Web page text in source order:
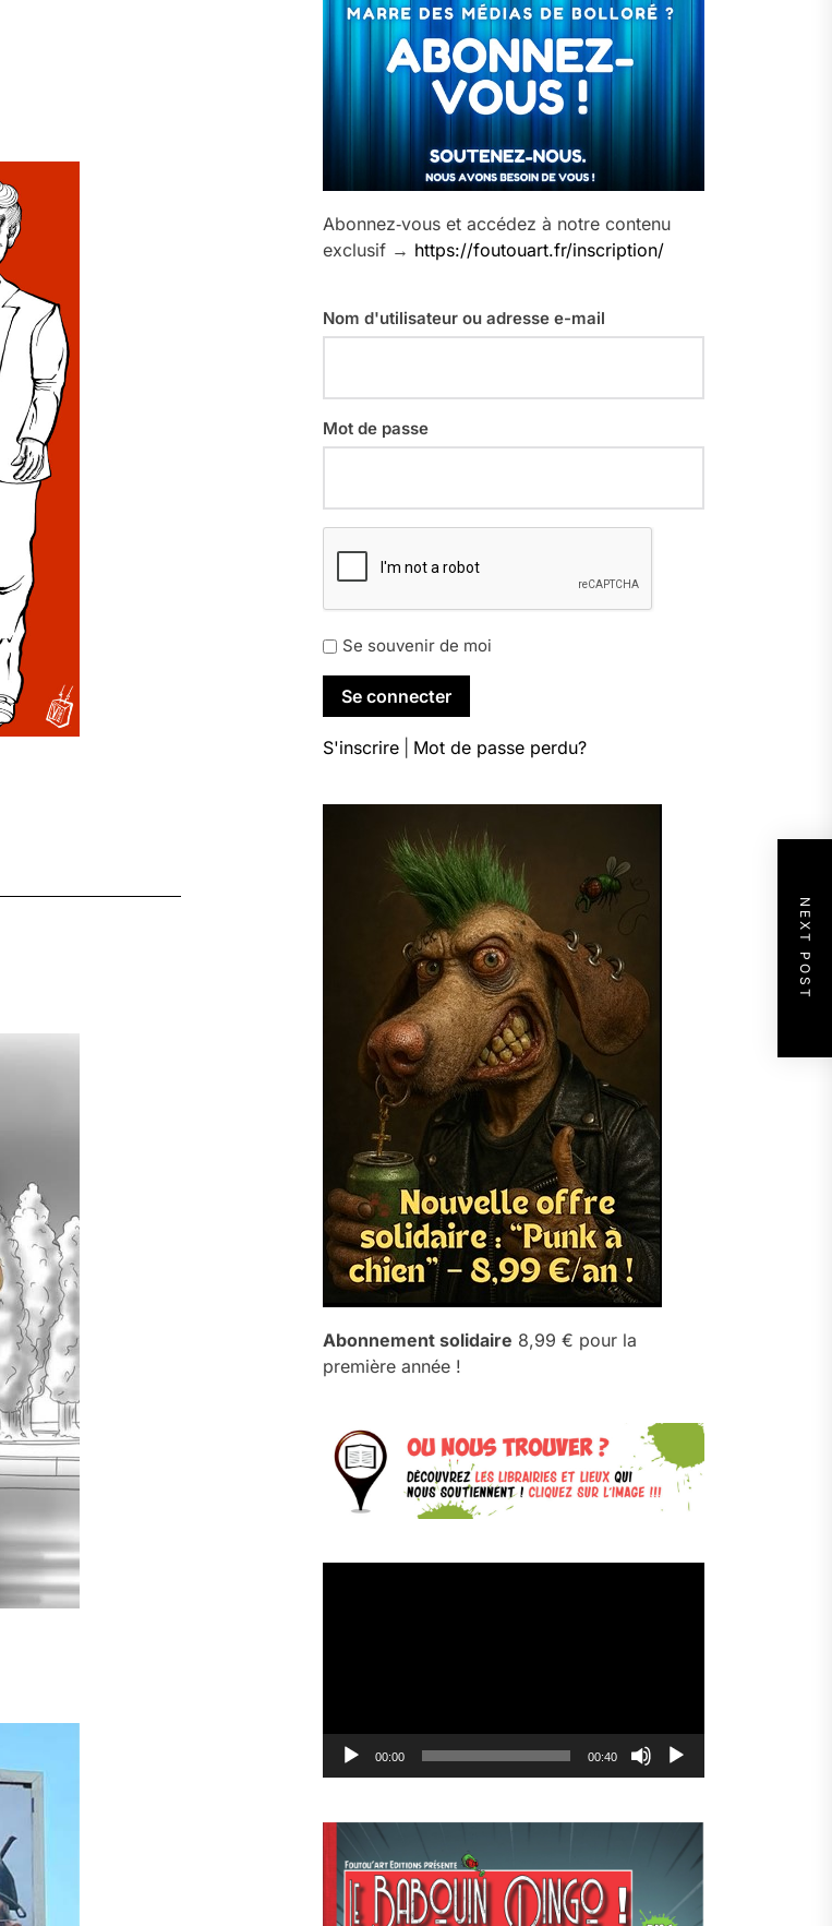
NEXT POST
Abonnez‑vous et accédez à notre contenu
exclusif → https://foutouart.fr/inscription/
Nom d'utilisateur ou adresse e-mail
Mot de passe
Se souvenir de moi
S'inscrire Mot de passe perdu?
Abonnement solidaire 8,99 € pour la
première année !
00:00 00:40